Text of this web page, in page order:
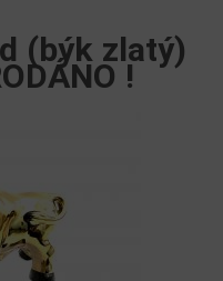
(býk zlatý)
!